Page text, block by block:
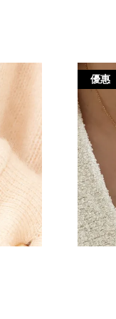
優惠